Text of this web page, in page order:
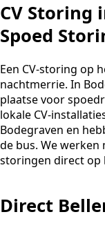
CV Storing
Spoed
Een CV-storing op
nachtmerrie. In
plaatse voor
lokale CV-
Bodegraven en
de bus. We werken
storingen direct op
Direct